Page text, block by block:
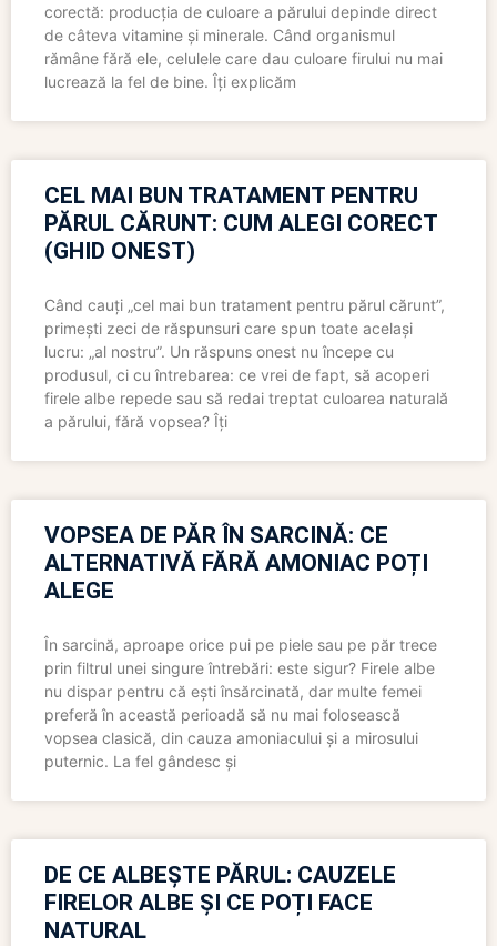
corectă: producția de culoare a părului depinde direct
de câteva vitamine și minerale. Când organismul
rămâne fără ele, celulele care dau culoare firului nu mai
lucrează la fel de bine. Îți explicăm
CEL MAI BUN TRATAMENT PENTRU
PĂRUL CĂRUNT: CUM ALEGI CORECT
(GHID ONEST)
Când cauți „cel mai bun tratament pentru părul cărunt”,
primești zeci de răspunsuri care spun toate același
lucru: „al nostru”. Un răspuns onest nu începe cu
produsul, ci cu întrebarea: ce vrei de fapt, să acoperi
firele albe repede sau să redai treptat culoarea naturală
a părului, fără vopsea? Îți
VOPSEA DE PĂR ÎN SARCINĂ: CE
ALTERNATIVĂ FĂRĂ AMONIAC POȚI
ALEGE
În sarcină, aproape orice pui pe piele sau pe păr trece
prin filtrul unei singure întrebări: este sigur? Firele albe
nu dispar pentru că ești însărcinată, dar multe femei
preferă în această perioadă să nu mai folosească
vopsea clasică, din cauza amoniacului și a mirosului
puternic. La fel gândesc și
DE CE ALBEȘTE PĂRUL: CAUZELE
FIRELOR ALBE ȘI CE POȚI FACE
NATURAL